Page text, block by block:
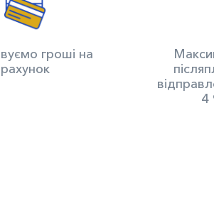
гроші на
рахунок
4